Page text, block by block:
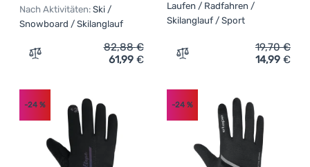
Nach Aktivitäten: Ski /
Snowboard / Skilanglauf
Zum Vergleich 'Herren-Skihandschuhe Matt Mattpro
82,88€
61,99 €
Laufen / Radfahren /
Skilanglauf / Sport
Zum Vergleich
19,70€
14,99 €
-24 % -24%